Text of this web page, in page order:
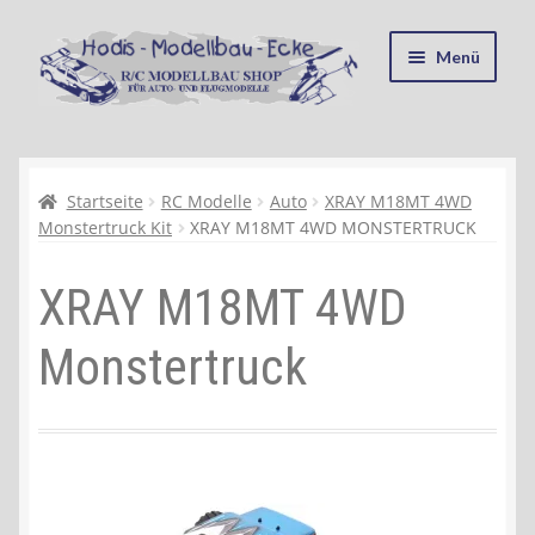
Zur
Navigation
springen
Zum
Inhalt
springen
Menü
Kasse
Recycling, Entsorgung und Umwelt
Shop
Ablauf einer Bestellung
Startseite RC Modelle Auto
XRAY M18MT 4WD
Monstertruck Kit
XRAY M18MT 4WD MONSTERTRUCK
XRAY M18MT 4WD
Monstertruck